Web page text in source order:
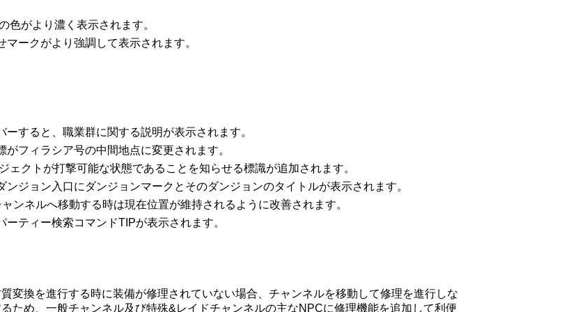
色がより濃く表示されます。
ークがより強調して表示されます。
すると、職業群に関する説明が表示されます。
フィラシア号の中間地点に変更されます。
ェクトが打撃可能な状態であることを知らせる標識が追加されます。
ジョン入口にダンジョンマークとそのダンジョンのタイトルが表示されます。
ンネルへ移動する時は現在位置が維持されるように改善されます。
ティー検索コマンドTIPが表示されます。
変換を進行する時に装備が修理されていない場合、チャンネルを移動して修理を進行しな
ため、一般チャンネル及び特殊&レイドチャンネルの主なNPCに修理機能を追加して利便